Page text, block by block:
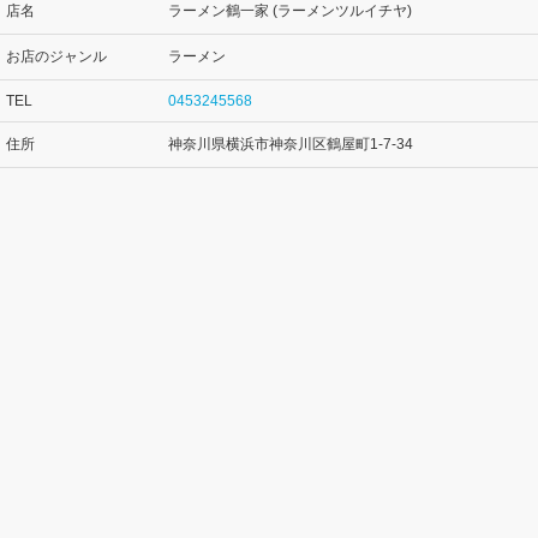
店名 ラーメン鶴一家 (ラーメンツルイチヤ)
お店のジャンル ラーメン
TEL 0453245568
住所 神奈川県横浜市神奈川区鶴屋町1-7-34